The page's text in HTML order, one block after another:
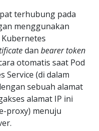
terhubung pada
menggunakan
dan bearer token
otomatis saat Pod
Service (di dalam
sebuah alamat
alamat IP ini
proxy) menuju